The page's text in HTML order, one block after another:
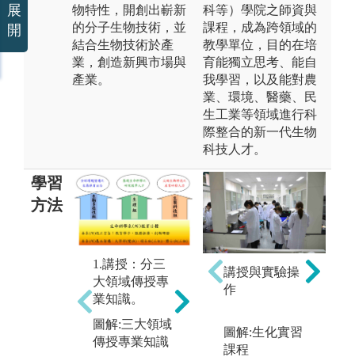
物特性，開創出嶄新
的分子生物技術，並
結合生物技術於產
業，創造新興市場與
產業。
科等）學院之師資與
課程，成為跨領域的
教學單位，目的在培
育能獨立思考、能自
我學習，以及能對農
業、環境、醫藥、民
生工業等領域進行科
際整合的新一代生物
科技人才。
學習
方法
1.講授：分三
大領域傳授專
業知識。
圖解:三大領域
傳授專業知識
2.實驗：培養
實驗操作技
術。
技術
版權:拍攝者
講授與實驗操
作
圖解:生化實習
課程
展
開